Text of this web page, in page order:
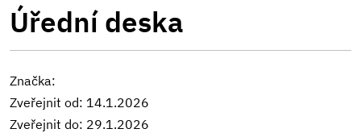
Úřední deska
Značka:
Zveřejnit od: 14.1.2026
Zveřejnit do: 29.1.2026